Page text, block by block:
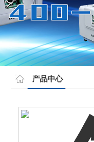
产品中心